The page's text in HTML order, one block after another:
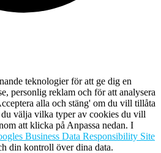
teknologier för att ge dig en
personlig reklam och för att analysera
alla och stäng' om du vill tillåta
välja vilka typer av cookies du vill
att klicka på Anpassa nedan. I
Business Data Responsibility Site
din kontroll över dina data.